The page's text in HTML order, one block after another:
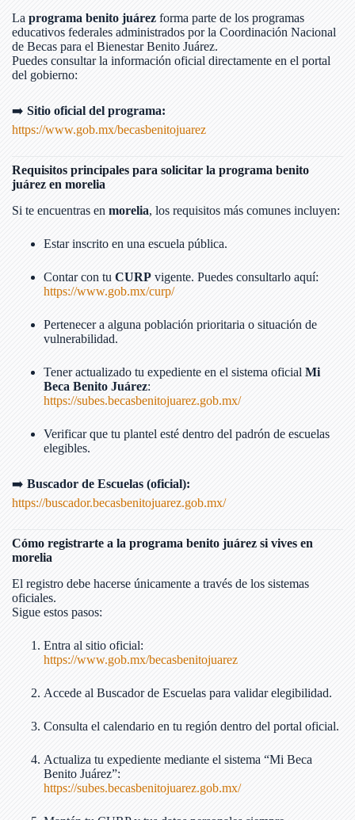
La programa benito juárez forma parte de los programas
educativos federales administrados por la Coordinación Nacional
de Becas para el Bienestar Benito Juárez.
Puedes consultar la información oficial directamente en el portal
del gobierno:
➡️ Sitio oficial del programa:
https://www.gob.mx/becasbenitojuarez
Requisitos principales para solicitar la programa benito
juárez en morelia
Si te encuentras en morelia, los requisitos más comunes incluyen:
Estar inscrito en una escuela pública.
Contar con tu CURP vigente. Puedes consultarlo aquí:
https://www.gob.mx/curp/
Pertenecer a alguna población prioritaria o situación de
vulnerabilidad.
Tener actualizado tu expediente en el sistema oficial Mi
Beca Benito Juárez:
https://subes.becasbenitojuarez.gob.mx/
Verificar que tu plantel esté dentro del padrón de escuelas
elegibles.
➡️ Buscador de Escuelas (oficial):
https://buscador.becasbenitojuarez.gob.mx/
Cómo registrarte a la programa benito juárez si vives en
morelia
El registro debe hacerse únicamente a través de los sistemas
oficiales.
Sigue estos pasos:
Entra al sitio oficial:
https://www.gob.mx/becasbenitojuarez
Accede al Buscador de Escuelas para validar elegibilidad.
Consulta el calendario en tu región dentro del portal oficial.
Actualiza tu expediente mediante el sistema “Mi Beca
Benito Juárez”:
https://subes.becasbenitojuarez.gob.mx/